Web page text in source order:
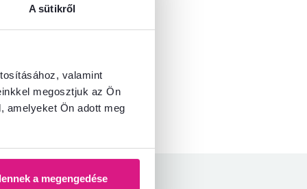
A sütikről
valamint
megosztjuk az Ön
amelyeket Ön adott meg
a megengedése